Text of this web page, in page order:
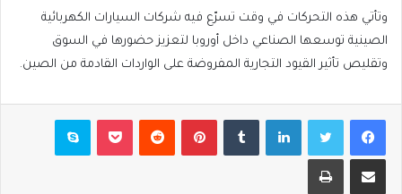
وتأتي هذه التحركات في وقت تسرّع فيه شركات السيارات الكهربائية
الصينية توسعها الصناعي داخل أوروبا لتعزيز حضورها في السوق
وتقليص تأثير القيود التجارية المفروضة على الواردات القادمة من الصين.
فيسبوكتويتر لينكدإن بينتيريست بوكيت سكايب
مشاركة عبر البريد طباعة